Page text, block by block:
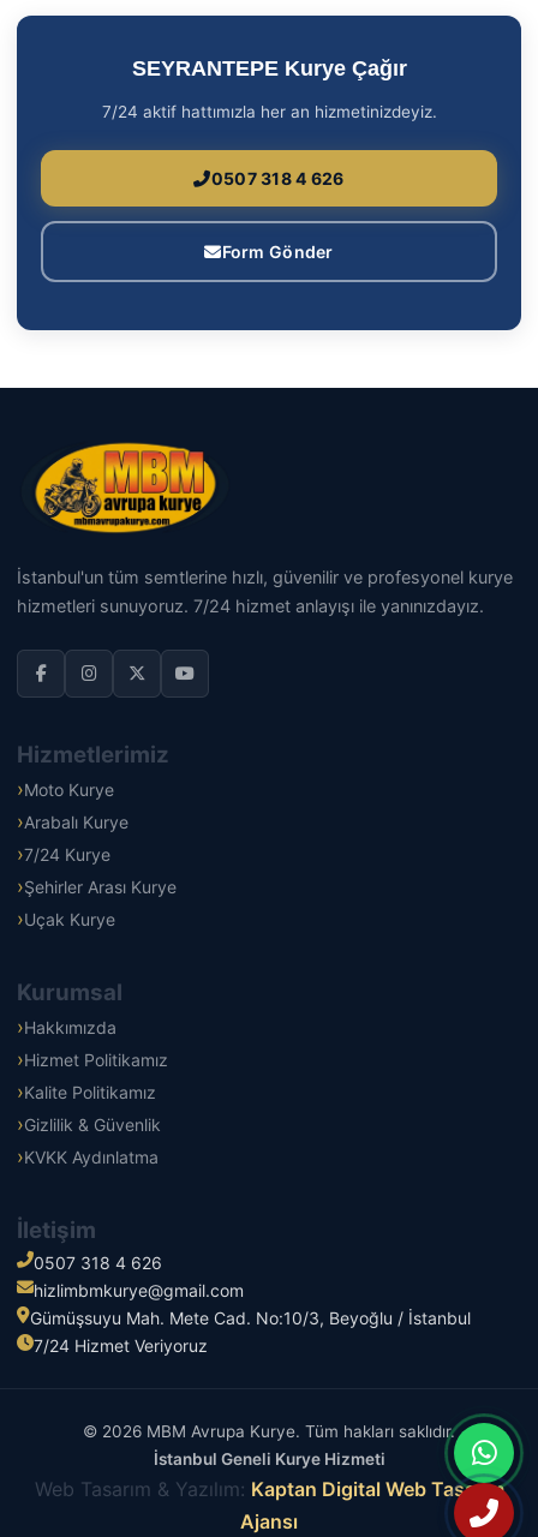
SEYRANTEPE Kurye Çağır
7/24 aktif hattımızla her an hizmetinizdeyiz.
0507 318 4 626
Form Gönder
İstanbul'un tüm semtlerine hızlı, güvenilir ve profesyonel kurye
hizmetleri sunuyoruz. 7/24 hizmet anlayışı ile yanınızdayız.
Hizmetlerimiz
Moto Kurye
Arabalı Kurye
7/24 Kurye
Şehirler Arası Kurye
Uçak Kurye
Kurumsal
Hakkımızda
Hizmet Politikamız
Kalite Politikamız
Gizlilik & Güvenlik
KVKK Aydınlatma
İletişim
0507 318 4 626
hizlimbmkurye@gmail.com
Gümüşsuyu Mah. Mete Cad. No:10/3, Beyoğlu / İstanbul
7/24 Hizmet Veriyoruz
© 2026 MBM Avrupa Kurye. Tüm hakları saklıdır.
İstanbul Geneli Kurye Hizmeti
Web Tasarım & Yazılım: Kaptan Digital Web Tasarım
Ajansı